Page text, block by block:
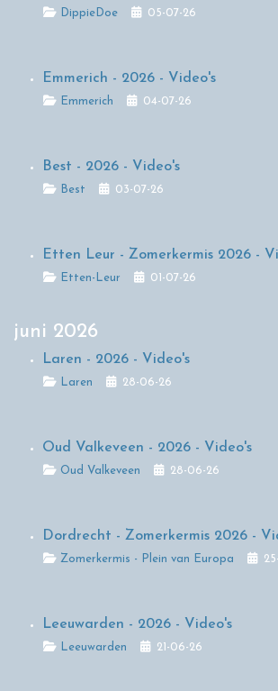
DetailsDippieDoe 05-07-26
Emmerich - 2026 - Video's
DetailsEmmerich 04-07-26
Best - 2026 - Video's
Details
Best 03-07-26
Etten Leur - Zomerkermis 2026 -
DetailsEtten-Leur 01-07-26
juni 2026
Laren - 2026 - Video's
Details
Laren 28-06-26
Oud Valkeveen - 2026 - Video's
DetailsOud Valkeveen 28-06-26
Dordrecht - Zomerkermis 2026 -
Details
Zomerkermis - Plein van Europa
Leeuwarden - 2026 - Video's
DetailsLeeuwarden 21-06-26